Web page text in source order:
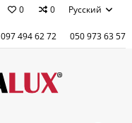
0 0 Русский
097 494 62 72 050 973 63 57